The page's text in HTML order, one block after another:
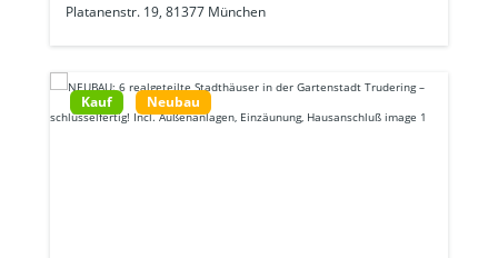
Platanenstr. 19, 81377 München
Kauf Neubau